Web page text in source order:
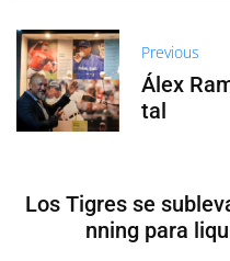
Previous
Álex
tal
Los Tigres se
nning para